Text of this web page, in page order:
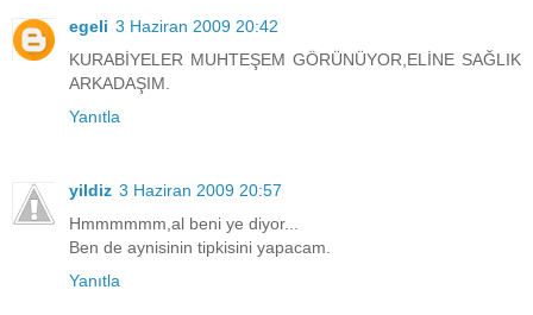
egeli 3 Haziran 2009 20:42
KURABİYELER MUHTEŞEM GÖRÜNÜYOR,ELİNE SAĞLIK
ARKADAŞIM.
Yanıtla
yildiz 3 Haziran 2009 20:57
Hmmmmmm,al beni ye diyor...
Ben de aynisinin tipkisini yapacam.
Yanıtla